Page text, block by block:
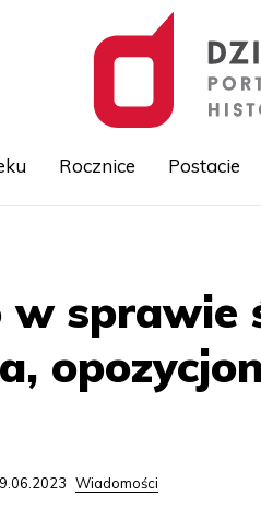
Rocznice Postacie
sprawie
Wiadomości